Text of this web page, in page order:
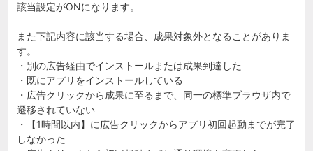
該当設定がONになります。
また下記内容に該当する場合、成果対象外となることがありま
す。
・別の広告経由でインストールまたは成果到達した
・既にアプリをインストールしている
・広告クリックから成果に至るまで、同一の標準ブラウザ内で
遷移されていない
・【1時間以内】に広告クリックからアプリ初回起動までが完了
しなかった